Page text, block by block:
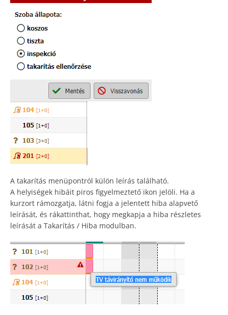
A takarítás menüpontról külön leírás található.
A helyiségek hibáit piros figyelmeztető ikon jelöli. Ha a
kurzort rámozgatja, látni fogja a jelentett hiba alapvető
leírását, és rákattinthat, hogy megkapja a hiba részletes
leírását a Takarítás / Hiba modulban.